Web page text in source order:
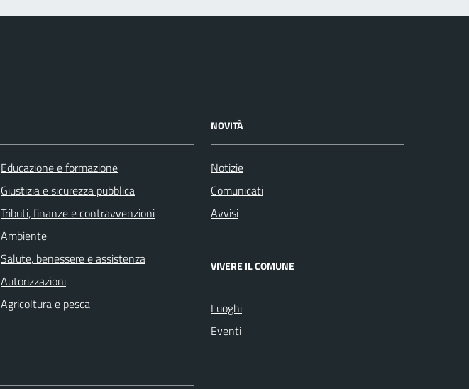
Educazione e formazione
Giustizia e sicurezza pubblica
Tributi, finanze e contravvenzioni
Ambiente
Salute, benessere e assistenza
Autorizzazioni
Agricoltura e pesca
NOVITÀ
Notizie
Comunicati
Avvisi
VIVERE IL COMUNE
Luoghi
Eventi